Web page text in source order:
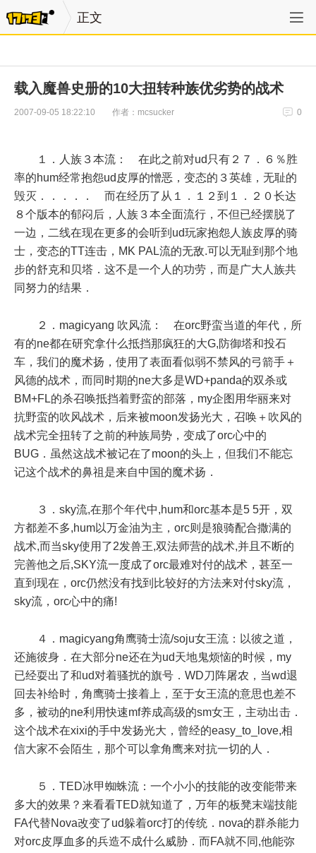
正文
载入魔兽史册的10大扭转种族优劣势的战术
2007-09-05 18:22:10 作者：mcsucker 0
１．人族３本流： 在此之前对ud只有２７．６％胜
率的hum经常抱怨ud皮厚的憎恶，变态的３英雄，无耻的
毁灭．．．．． 而在经历了从１．１２到１．２０长达
８个版本的郁闷后，人族３本全面流行，不但已经摆脱了
一边，二线在现在更多的会听到ud玩家抱怨人族皮厚的骑
士，变态的TT连击，MK PAL流的无敌.可以无耻到那个地
步的舒克和贝塔．这不是一个人的功劳，而是广大人族共
同努力的结果．
２．magicyang 吹风流： 在orc野蛮当道的年代，所
有的ne都在研究拿什么抵挡那疯狂的大G,防御塔和投石
车，我们的魔术扬，使用了表面看似弱不禁风的弓箭手＋
风德的战术，而同时期的ne大多是WD+panda的双杀或
BM+FL的杀召唤抵挡着野蛮的部落，my企图用华丽来对
抗野蛮的吹风战术，后来被moon发扬光大，召唤＋吹风的
战术完全扭转了之前的种族局势，变成了orc心中的
BUG．虽然这战术被记在了moon的头上，但我们不能忘
记这个战术的鼻祖是来自中国的魔术扬．
３．sky流,在那个年代中,hum和orc基本是5 5开，双
方都差不多,hum以万金油为主，orc则是狼骑配合撒满的
战术,而当sky使用了2发兽王,双法师营的战术,并且不断的
完善他之后,SKY流一度成了orc最难对付的战术，甚至一
直到现在，orc仍然没有找到比较好的方法来对付sky流，
sky流，orc心中的痛!
４．magicyang角鹰骑士流/soju女王流：以彼之道，
还施彼身．在大部分ne还在为ud天地鬼烦恼的时候，my
已经耍出了和ud对着骚扰的旗号．WD刀阵屠农，当wd退
回去补给时，角鹰骑士接着上，至于女王流的意思也差不
多，被动的ne利用快速mf养成高级的sm女王，主动出击．
这个战术在xixi的手中发扬光大，曾经的easy_to_love,相
信大家不会陌生，那个可以拿角鹰来对抗一切的人．
５．TED冰甲蜘蛛流：一个小小的技能的改变能带来
多大的效果？来看看TED就知道了，万年的板凳末端技能
FA代替Nova改变了ud躲着orc打的传统．nova的群杀能力
对orc皮厚血多的兵造不成什么威胁．而FA就不同,他能弥